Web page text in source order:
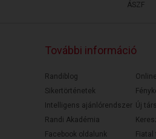
ÁSZF
További információ
Randiblog
Sikertörténetek
Intelligens ajánlórendszer
Randi Akadémia
Facebook oldalunk
Új